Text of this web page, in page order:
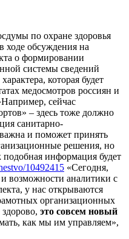
по охране здоровья
обсуждения на
о формировании
системы сведений
которая будет
медосмотров россиян и
сейчас
– здесь тоже должно
санитарно-
и поможет принять
решения, но
информация будет
10492415 «Сегодня,
возможности аналитики с
у нас открываются
организационных
это совсем новый
как мы им управляем»,